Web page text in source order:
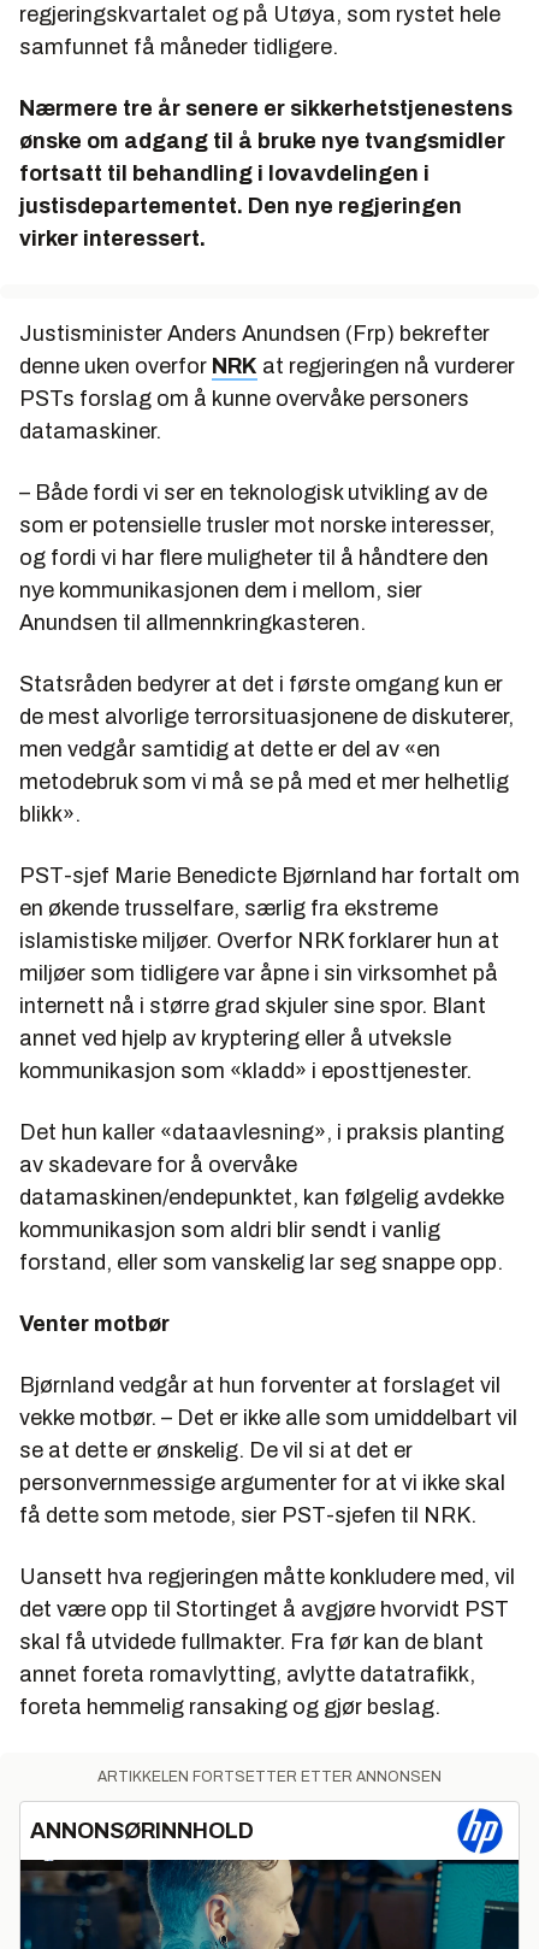
regjeringskvartalet og på Utøya, som rystet hele
samfunnet få måneder tidligere.
Nærmere tre år senere er sikkerhetstjenestens
ønske om adgang til å bruke nye tvangsmidler
fortsatt til behandling i lovavdelingen i
justisdepartementet. Den nye regjeringen
virker interessert.
Justisminister Anders Anundsen (Frp) bekrefter
denne uken overfor NRK at regjeringen nå vurderer
PSTs forslag om å kunne overvåke personers
datamaskiner.
– Både fordi vi ser en teknologisk utvikling av de
som er potensielle trusler mot norske interesser,
og fordi vi har flere muligheter til å håndtere den
nye kommunikasjonen dem i mellom, sier
Anundsen til allmennkringkasteren.
Statsråden bedyrer at det i første omgang kun er
de mest alvorlige terrorsituasjonene de diskuterer,
men vedgår samtidig at dette er del av «en
metodebruk som vi må se på med et mer helhetlig
blikk».
PST-sjef Marie Benedicte Bjørnland har fortalt om
en økende trusselfare, særlig fra ekstreme
islamistiske miljøer. Overfor NRK forklarer hun at
miljøer som tidligere var åpne i sin virksomhet på
internett nå i større grad skjuler sine spor. Blant
annet ved hjelp av kryptering eller å utveksle
kommunikasjon som «kladd» i eposttjenester.
Det hun kaller «dataavlesning», i praksis planting
av skadevare for å overvåke
datamaskinen/endepunktet, kan følgelig avdekke
kommunikasjon som aldri blir sendt i vanlig
forstand, eller som vanskelig lar seg snappe opp.
Venter motbør
Bjørnland vedgår at hun forventer at forslaget vil
vekke motbør. – Det er ikke alle som umiddelbart vil
se at dette er ønskelig. De vil si at det er
personvernmessige argumenter for at vi ikke skal
få dette som metode, sier PST-sjefen til NRK.
Uansett hva regjeringen måtte konkludere med, vil
det være opp til Stortinget å avgjøre hvorvidt PST
skal få utvidede fullmakter. Fra før kan de blant
annet foreta romavlytting, avlytte datatrafikk,
foreta hemmelig ransaking og gjør beslag.
ARTIKKELEN FORTSETTER ETTER ANNONSEN
ANNONSØRINNHOLD